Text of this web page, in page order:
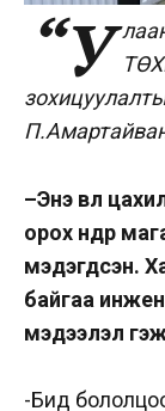
“У
–Энэ өвөл
орох өндөр
мэдэгдсэн.
байгаа
мэдээлэл
-Бид